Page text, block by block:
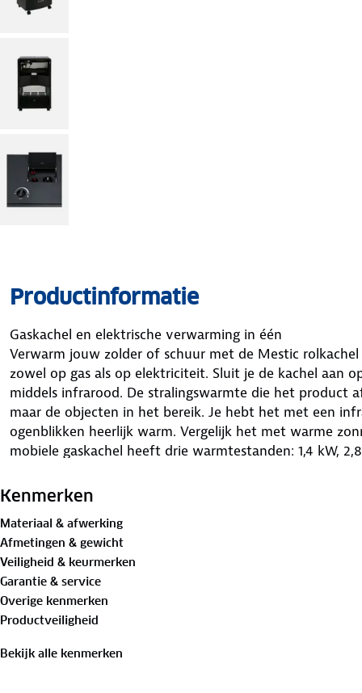
Productinformatie
Gaskachel en elektrische verwarming in één
Verwarm jouw zolder of schuur met de Mestic
zowel op gas als op elektriciteit. Sluit je de kachel aan
middels infrarood. De stralingswarmte die het product
maar de objecten in het bereik. Je hebt het met een
ogenblikken heerlijk warm. Vergelijk het met warme
mobiele gaskachel heeft drie warmtestanden: 1,4 kW,
uit twee elektrische verwarmingsstanden: 750 W en
Belangrijkste voordelen:
• Infraroodverwarming op gas
• Elektrische verwarming met ventilator
• Overstroom-, oververhittings-, en omvalbeveiliging
• Zuurstofbeveiliging (ODS)
• Piëzo-elektrische ontsteking
• Vermogen gaskachel: 1,4 kW, 2,8 kW en 4,2 kW
Kenmerken
Materiaal & afwerking
Afmetingen & gewicht
Veiligheid & keurmerken
Garantie & service
Overige kenmerken
Productveiligheid
Bekijk alle kenmerken